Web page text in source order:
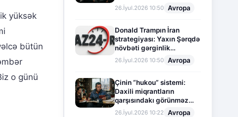
yüksək
bütün
o günü
26.İyul.2026 10:50 Avropa
Donald Trampın İran
strategiyası: Yaxın Şərqdə
növbəti gərginlik
mərhələsi
26.İyul.2026 10:50 Avropa
Çinin “hukou” sistemi:
Daxili miqrantların
qarşısındakı görünməz
sədd
26.İyul.2026 10:22 Avropa